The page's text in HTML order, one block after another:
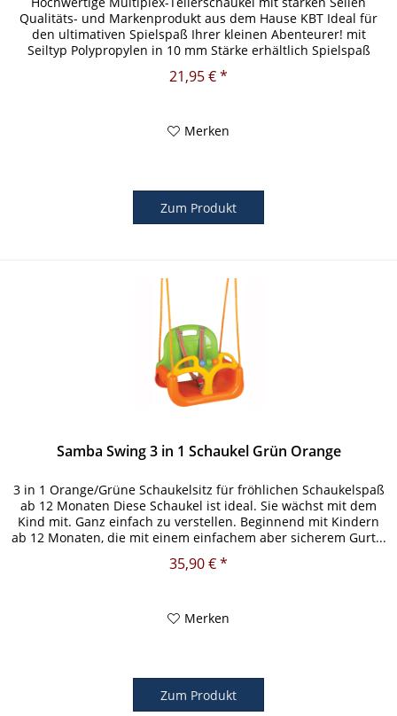
Qualitäts- und Markenprodukt aus dem Hause KBT Ideal für
den ultimativen Spielspaß Ihrer kleinen Abenteurer! mit
Seiltyp Polypropylen in 10 mm Stärke erhältlich Spielspaß
21,95 € *
Merken
Zum Produkt
Samba Swing 3 in 1 Schaukel Grün Orange
3 in 1 Orange/Grüne Schaukelsitz für fröhlichen Schaukelspaß
ab 12 Monaten Diese Schaukel ist ideal. Sie wächst mit dem
Kind mit. Ganz einfach zu verstellen. Beginnend mit Kindern
ab 12 Monaten, die mit einem einfachem aber sicherem Gurt...
35,90 € *
Merken
Zum Produkt